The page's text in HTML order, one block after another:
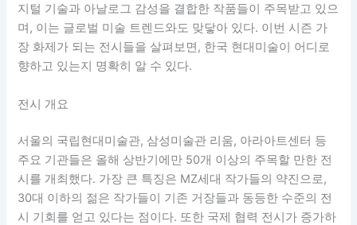
지털 기술과 아날로그 감성을 결합한 작품들이 주목받고 있으
며, 이는 글로벌 미술 트렌드와도 맞닿아 있다. 이번 시즌 가
장 화제가 되는 전시들을 살펴보면, 한국 현대미술이 어디로
향하고 있는지 명확히 알 수 있다.
전시 개요
서울의 국립현대미술관, 삼성미술관 리움, 아라아트센터 등
주요 기관들은 올해 상반기에만 50개 이상의 주목할 만한 전
시를 개최했다. 가장 큰 특징은 MZ세대 작가들의 약진으로,
30대 이하의 젊은 작가들이 기존 거장들과 동등한 수준의 전
시 기회를 얻고 있다는 점이다. 또한 국제 협력 전시가 증가하